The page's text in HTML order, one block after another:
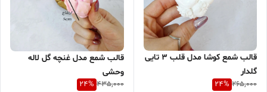
قالب شمع کوشا مدل قلب 3 تایی
گلدار
265,000
24%
قالب شمع مدل غنچه گل لاله
وحشی
435,000
24%